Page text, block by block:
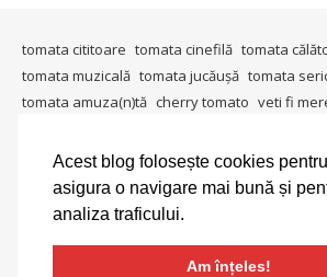
Acest blog folosește cookies
asigura o navigare mai bună și
analiza traficului.
Am înțeles!
tomata cititoare tomata cinefilă tomata
tomata muzicală tomata jucăușă tomata
tomata amuza(n)tă cherry tomato veti fi
tomata gândeşte io, io şi iarăşi io
tomata in societate tomata colecționară
tomata dedică tomata lucrează
tomata in